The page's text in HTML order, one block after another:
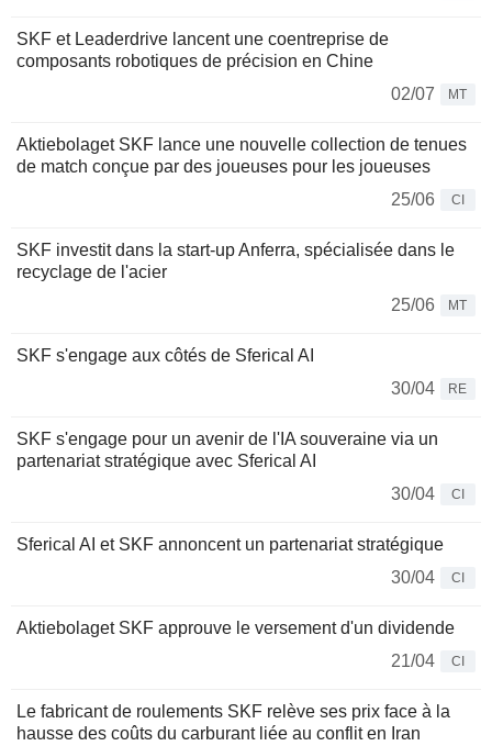
SKF et Leaderdrive lancent une coentreprise de
composants robotiques de précision en Chine
02/07
MT
Aktiebolaget SKF lance une nouvelle collection de tenues
de match conçue par des joueuses pour les joueuses
25/06
CI
SKF investit dans la start-up Anferra, spécialisée dans le
recyclage de l'acier
25/06
MT
SKF s'engage aux côtés de Sferical AI
30/04
RE
SKF s'engage pour un avenir de l'IA souveraine via un
partenariat stratégique avec Sferical AI
30/04
CI
Sferical AI et SKF annoncent un partenariat stratégique
30/04
CI
Aktiebolaget SKF approuve le versement d'un dividende
21/04
CI
Le fabricant de roulements SKF relève ses prix face à la
hausse des coûts du carburant liée au conflit en Iran